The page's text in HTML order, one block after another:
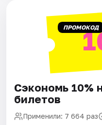
ПРОМОКОД
Сэкономь 10%
билетов
Применили: 7 664 раз